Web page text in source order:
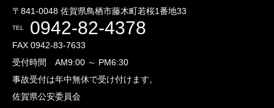
〒841-0048 佐賀県鳥栖市藤木町若桜1番地33
TEL 0942-82-4378
FAX 0942-83-7633
受付時間 AM9:00 ～ PM6:30
事故受付は年中無休で受け付けます。
佐賀県公安委員会